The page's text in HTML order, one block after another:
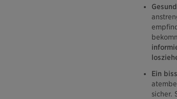
Ein
sicher.